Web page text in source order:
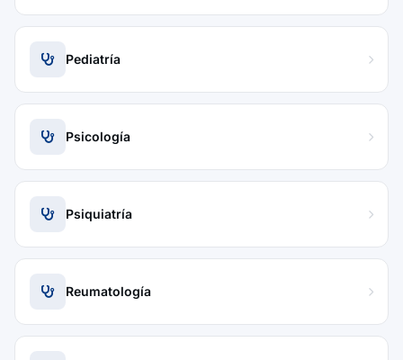
Pediatría
Psicología
Psiquiatría
Reumatología